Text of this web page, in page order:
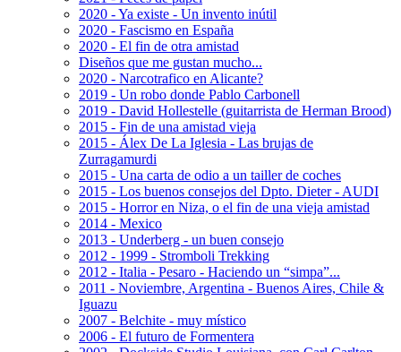
2020 - Ya existe - Un invento inútil
2020 - Fascismo en España
2020 - El fin de otra amistad
Diseños que me gustan mucho...
2020 - Narcotrafico en Alicante?
2019 - Un robo donde Pablo Carbonell
2019 - David Hollestelle (guitarrista de Herman Brood)
2015 - Fin de una amistad vieja
2015 - Álex De La Iglesia - Las brujas de
Zurragamurdi
2015 - Una carta de odio a un tailler de coches
2015 - Los buenos consejos del Dpto. Dieter - AUDI
2015 - Horror en Niza, o el fin de una vieja amistad
2014 - Mexico
2013 - Underberg - un buen consejo
2012 - 1999 - Stromboli Trekking
2012 - Italia - Pesaro - Haciendo un “simpa”...
2011 - Noviembre, Argentina - Buenos Aires, Chile &
Iguazu
2007 - Belchite - muy místico
2006 - El futuro de Formentera